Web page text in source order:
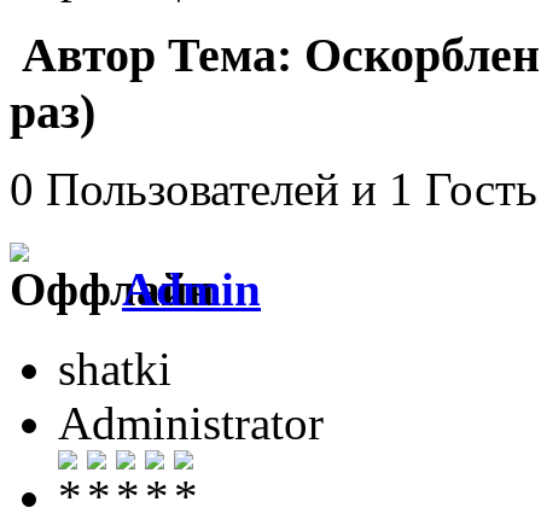
Автор Тема:
раз)
0 Пользователей и 1
Admin
shatki
Administrator